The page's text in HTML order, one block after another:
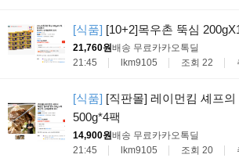
[식품] [10+2]목우촌 뚝심
21,760원배송 무료 카카오톡딜
21:45
lkm9105 조회 22
[식품] [직판몰] 레이먼킴 셰프
500g*4팩
14,900원배송 무료 카카오톡딜
21:45
lkm9105 조회 20